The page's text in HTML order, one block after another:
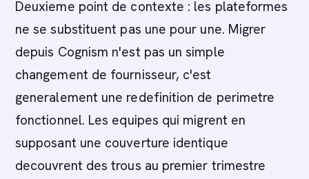
Deuxieme point de contexte : les plateformes
ne se substituent pas une pour une. Migrer
depuis Cognism n'est pas un simple
changement de fournisseur, c'est
generalement une redefinition de perimetre
fonctionnel. Les equipes qui migrent en
supposant une couverture identique
decouvrent des trous au premier trimestre